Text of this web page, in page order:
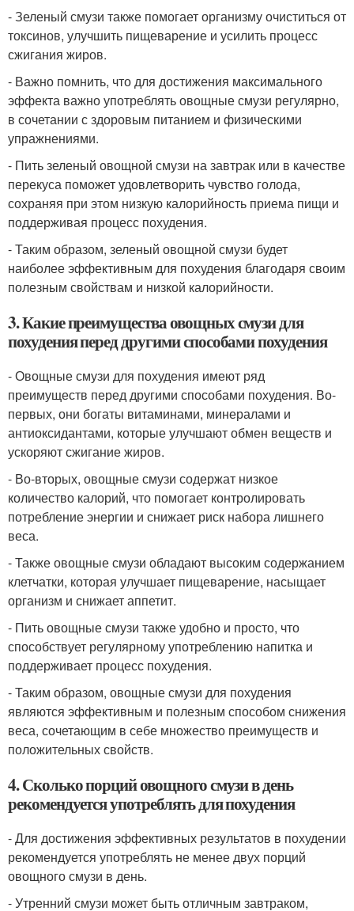
- Зеленый смузи также помогает организму очиститься от
токсинов, улучшить пищеварение и усилить процесс
сжигания жиров.
- Важно помнить, что для достижения максимального
эффекта важно употреблять овощные смузи регулярно,
в сочетании с здоровым питанием и физическими
упражнениями.
- Пить зеленый овощной смузи на завтрак или в качестве
перекуса поможет удовлетворить чувство голода,
сохраняя при этом низкую калорийность приема пищи и
поддерживая процесс похудения.
- Таким образом, зеленый овощной смузи будет
наиболее эффективным для похудения благодаря своим
полезным свойствам и низкой калорийности.
3. Какие преимущества овощных смузи для
похудения перед другими способами похудения
- Овощные смузи для похудения имеют ряд
преимуществ перед другими способами похудения. Во-
первых, они богаты витаминами, минералами и
антиоксидантами, которые улучшают обмен веществ и
ускоряют сжигание жиров.
- Во-вторых, овощные смузи содержат низкое
количество калорий, что помогает контролировать
потребление энергии и снижает риск набора лишнего
веса.
- Также овощные смузи обладают высоким содержанием
клетчатки, которая улучшает пищеварение, насыщает
организм и снижает аппетит.
- Пить овощные смузи также удобно и просто, что
способствует регулярному употреблению напитка и
поддерживает процесс похудения.
- Таким образом, овощные смузи для похудения
являются эффективным и полезным способом снижения
веса, сочетающим в себе множество преимуществ и
положительных свойств.
4. Сколько порций овощного смузи в день
рекомендуется употреблять для похудения
- Для достижения эффективных результатов в похудении
рекомендуется употреблять не менее двух порций
овощного смузи в день.
- Утренний смузи может быть отличным завтраком,